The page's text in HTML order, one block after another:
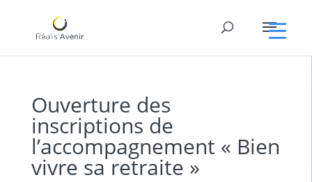
Ouverture des
inscriptions de
l’accompagnement « Bien
vivre sa retraite »